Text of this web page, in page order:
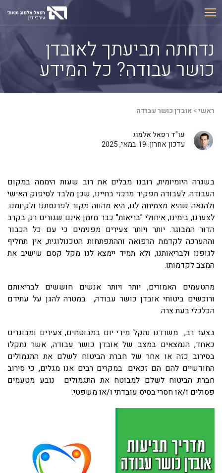
Skip
to
content
נדחתה תביעתך לאובדן
כושר עבודה? כל המידע
ראשי>אובדן כושר עבודה
עו"ד רפאל אלמוג
עדכון אחרון: 19 במאי, 2025
בשגרה היומיומית, רובנו מבלים את רוב שעות היממה במקום
העבודה. לעבודה תפקיד מרכזי בחיינו, שכן מלבד לסיפוק האישי
ולהנאה שהיא מצמיחה לנו, היא מהווה מקור לפרנסתנו ולקיומנו.
לצערנו, בימינו, איחולי "בריאות" כבר מזמן אינם שגורים רק בקרב
הדור המבוגר. יותר ויותר צעירים מפנימים כי עם כל הכבוד
וההערכה לקדמת הרפואה וההתפתחות הטכנולוגית, אין תחליף
לגופנו ולבריאותנו, ולא תמיד יימצא לנו מקל קסם שישיב את
המצב לקדמותו.
מהטעמים האמורים, יותר ויותר אנשים חוששים לבריאותם
ורוכשים ביטוחי אובדן כושר עבודה, במטרה להגן על עתידם
הכלכלי בעת צרה.
בצער רב, משרדנו נתקל מידי יום במבוטחים, צעירים ומבוגרים
כאחד, הנמצאים במצב של אובדן כושר עבודה, אשר נתקלו
בסירוב כזה או אחר של חברת הביטוח לשלם את התגמולים
החודשיים להם הם זכאים. במקרים רבים אנו מגלים, כי סירוב
חברת הביטוח לשלם למבוטח את התגמולים נובע מטעמים
פסולים ו/או חסרי בסיס עובדתי ו/או משפטי.